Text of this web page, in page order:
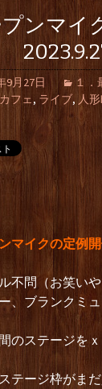
ンマイ
9月27日 １．
カフェ, ライブ, 人
マイクの定例
不問（お笑い
、ブランクミ
のステージを
テージ枠がま